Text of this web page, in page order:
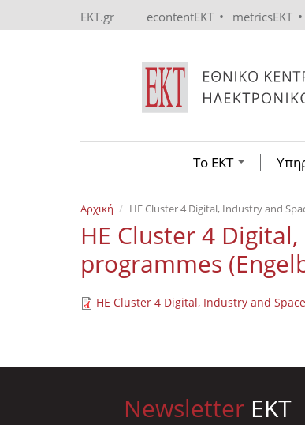
EKT.gr econtentEKT • metricsEKT •
Το ΕΚΤ
Αρχική HE Cluster 4 Digital, Industry and
HE Cluster 4
programmes
HE Cluster 4 Digital, Industry and
Newsletter EKT